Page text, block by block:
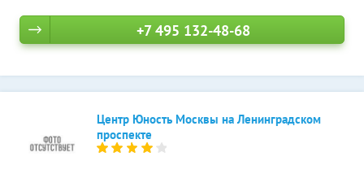
+7 495 132-48-68
Центр Юность Москвы на Ленинградском
проспекте